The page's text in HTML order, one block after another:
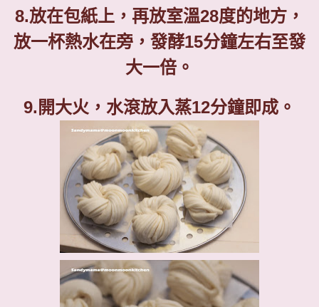
8.放在包紙上，再放室溫28度的地方，
放一杯熱水在旁，發酵15分鐘左右至發
大一倍。
9. 開大火，水滾放入蒸12分鐘即成。